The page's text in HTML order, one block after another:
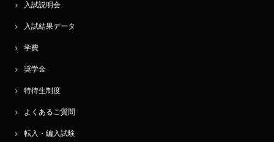
入試説明会
入試結果データ
学費
奨学金
特待生制度
よくあるご質問
転入・編入試験